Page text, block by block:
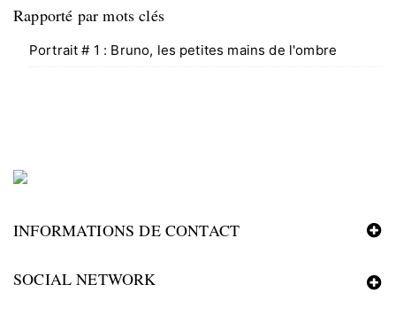
Rapporté par mots clés
Portrait # 1 : Bruno, les petites mains de l'ombre
INFORMATIONS DE CONTACT
SOCIAL NETWORK